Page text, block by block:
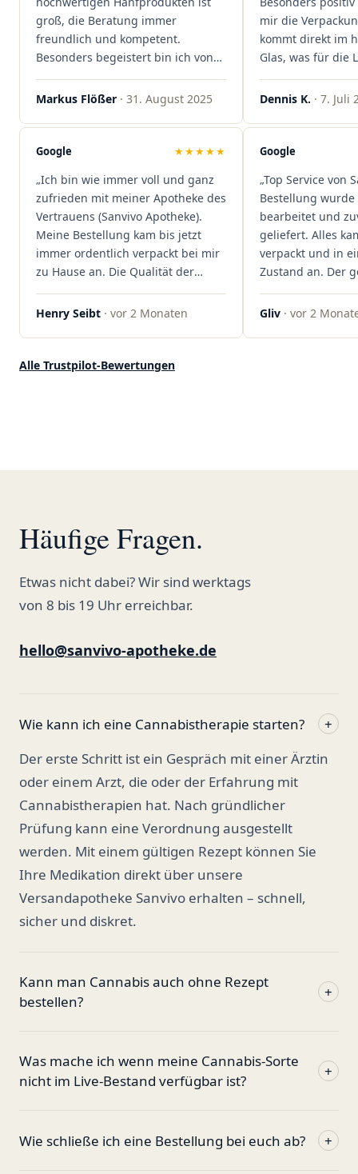
groß, die Beratung immer
freundlich und kompetent.
Besonders begeistert bin ich von
der schnellen Rezeptannahme –
alles läuft unkompliziert und
sind extrem zügig, was mir jedes
Mal viel Zeit spart. Man merkt,
Kundenzufriedenheit an erster
Stelle stehen. Vielen Dank an das
Team von Sanvivo – ich bin
rundum begeistert!"
Markus Flößer · 31. August 2025
mir die
kommt direkt im
Glas, was für die
ist. Ich bestelle
wieder!"
Dennis K. · 7. Juli
Google ★★★★★
„Ich bin wie immer voll und ganz
zufrieden mit meiner Apotheke des
Vertrauens (Sanvivo Apotheke).
Meine Bestellung kam bis jetzt
immer ordentlich verpackt bei mir
zu Hause an. Die Qualität der
Blüten ist auch immer auf einem
hohen Niveau, die Auswahl ist
ordentlich gelagert, ich hatte nur
Henry Seibt · vor 2 Monaten
Google
„Top Service von
Bestellung wurde
bearbeitet und
geliefert. Alles
verpackt und in
Zustand an. Der
war
professionell.
Gliv · vor 2
Alle Trustpilot-Bewertungen
Häufige Fragen.
Etwas nicht dabei? Wir sind werktags
von 8 bis 19 Uhr erreichbar.
hello@sanvivo-apotheke.de
Wie kann ich eine Cannabistherapie starten?
+
Der erste Schritt ist ein Gespräch mit einer Ärztin
oder einem Arzt, die oder der Erfahrung mit
Cannabistherapien hat. Nach gründlicher
Prüfung kann eine Verordnung ausgestellt
werden. Mit einem gültigen Rezept können Sie
Ihre Medikation direkt über unsere
Versandapotheke Sanvivo erhalten – schnell,
sicher und diskret.
Kann man Cannabis auch ohne Rezept
bestellen?
+
Was mache ich wenn meine Cannabis-Sorte
nicht im Live-Bestand verfügbar ist?
+
Wie schließe ich eine Bestellung bei euch ab? +